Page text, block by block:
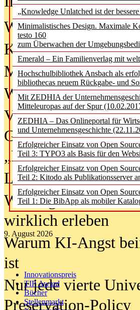
„Knowledge Unlatched ist der
Minimalistisches Design. Maximale
testo 160
zum Überwachen der
Emerald – Ein Familienverlag mit
Hochschulbibliothek Ansbach als
bibliothecas neuem Rückgabe- und
Mit ZEDHIA der
Mitteleuropas auf der Spur
ZEDHIA – Das Onlineportal für
und Unternehmensgeschichte
Erfolgreicher Einsatz von Open
Teil 3: TYPO3 als Basis für den
Erfolgreicher Einsatz von Open
Teil 2: Kitodo als Publikationsserver
Erfolgreicher Einsatz von Open
Teil 1: Die BibApp als mobiler
9. August 2026
Innovationspreis
TIP Award
Bücher
Stellenmarkt
Was
Kinder in der
Metadaten als
Wenn Bots
Von
Geisterjagd-
„Library of Things“
Lesen als
Wie Jugendliche
wirklich erleben
Warum KI-Angst
ist
Nur jede vierte
Preservation-Policy